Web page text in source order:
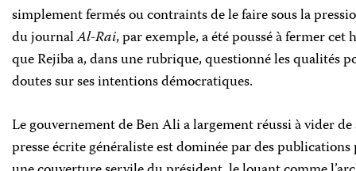
simplement fermés ou contraints de le faire sous la
du journalAl-Rai, par exemple, a été poussé à fermer
que Rejiba a, dans une rubrique, questionné les qualités
doutes sur ses intentions démocratiques.
Le gouvernement de Ben Ali a largement réussi à vider
presse écrite généraliste est dominée par des